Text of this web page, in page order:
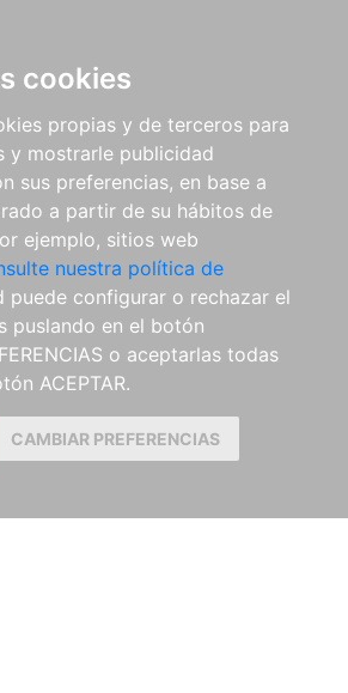
cookies
propias y de terceros para
y mostrarle publicidad
sus preferencias, en base a
a partir de su hábitos de
ejemplo, sitios web
nuestra política de
puede configurar o rechazar el
puslando en el botón
o aceptarlas todas
ACEPTAR.
CAMBIAR PREFERENCIAS